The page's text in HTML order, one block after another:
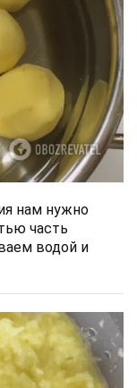
нам нужно
часть
водой и